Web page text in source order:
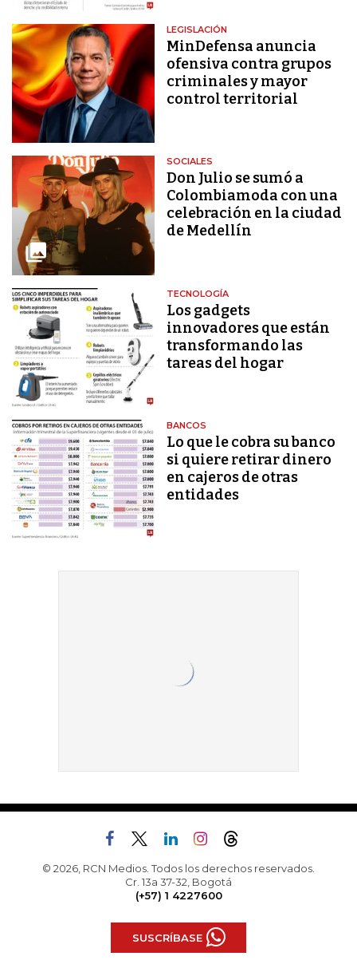
LEGISLACIÓN
MinDefensa anuncia
ofensiva contra grupos
criminales y mayor
control territorial
SOCIALES
Don Julio se sumó a
Colombiamoda con una
celebración en la ciudad
de Medellín
TECNOLOGÍA
Los gadgets
innovadores que están
transformando las
tareas del hogar
BANCOS
Lo que le cobra su banco
si quiere retirar dinero
en cajeros de otras
entidades
© 2026, RCN Medios. Todos los derechos reservados.
Cr. 13a 37-32, Bogotá
(+57) 1 4227600
SUSCRÍBASE